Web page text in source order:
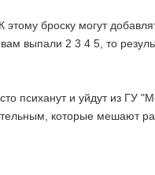
броску могут
выпали 2 3 4 5, то
психанут и уйдут из ГУ
которые мешают